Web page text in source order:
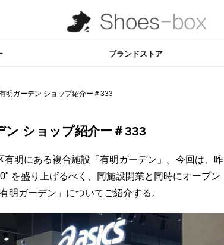
ブランドストア
明ガーデン ショップ紹介ー＃333
ショップ紹介ー＃333
明にある複合施設「有明ガーデン」。今回は、昨
を盛り上げるべく、同施設開業と同時にオープン
明ガーデン」についてご紹介する。